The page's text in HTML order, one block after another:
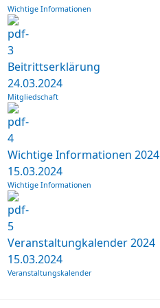
Wichtige Informationen
Beitrittserklärung
24.03.2024
Mitgliedschaft
Wichtige Informationen 2024
15.03.2024
Wichtige Informationen
Veranstaltungkalender 2024
15.03.2024
Veranstaltungskalender